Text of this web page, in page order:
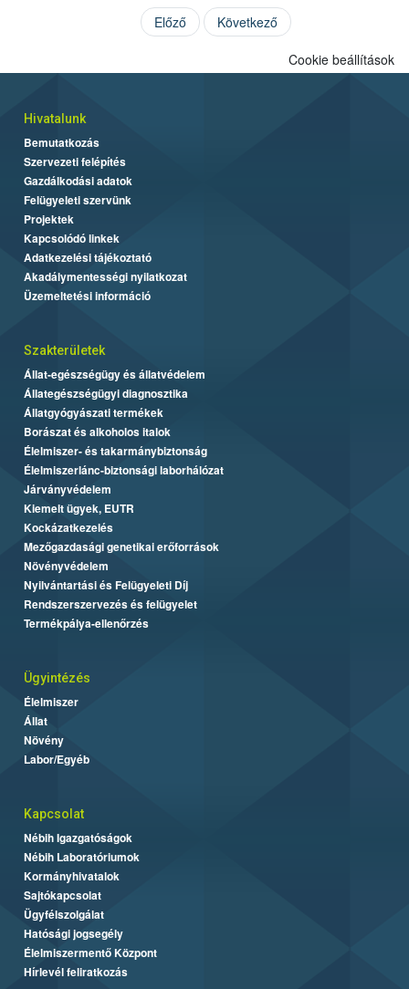
Előző Következő
Cookie beállítások
Hivatalunk
Bemutatkozás
Szervezeti felépítés
Gazdálkodási adatok
Felügyeleti szervünk
Projektek
Kapcsolódó linkek
Adatkezelési tájékoztató
Akadálymentességi nyilatkozat
Üzemeltetési információ
Szakterületek
Állat-egészségügy és állatvédelem
Állategészségügyi diagnosztika
Állatgyógyászati termékek
Borászat és alkoholos italok
Élelmiszer- és takarmánybiztonság
Élelmiszerlánc-biztonsági laborhálózat
Járványvédelem
Kiemelt ügyek, EUTR
Kockázatkezelés
Mezőgazdasági genetikai erőforrások
Növényvédelem
Nyilvántartási és Felügyeleti Díj
Rendszerszervezés és felügyelet
Termékpálya-ellenőrzés
Ügyintézés
Élelmiszer
Állat
Növény
Labor/Egyéb
Kapcsolat
Nébih Igazgatóságok
Nébih Laboratóriumok
Kormányhivatalok
Sajtókapcsolat
Ügyfélszolgálat
Hatósági jogsegély
Élelmiszermentő Központ
Hírlevél feliratkozás